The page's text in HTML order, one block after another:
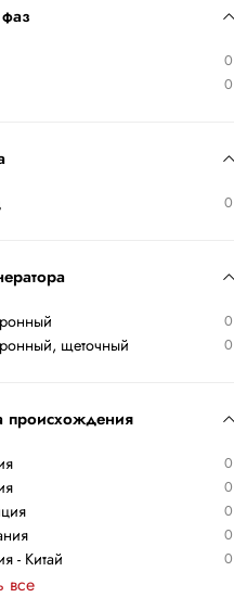
0
0
0
0
щеточный 0
происхождения
0
0
0
0
- Китай 0
все